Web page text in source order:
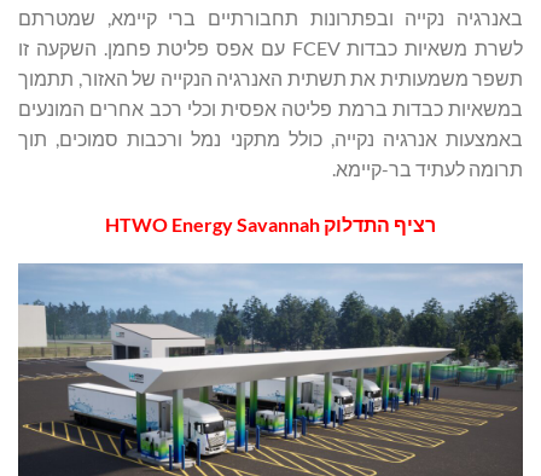
באנרגיה נקייה ובפתרונות תחבורתיים ברי קיימא, שמטרתם
לשרת משאיות כבדות FCEV עם אפס פליטת פחמן. השקעה זו
תשפר משמעותית את תשתית האנרגיה הנקייה של האזור, תתמוך
במשאיות כבדות ברמת פליטה אפסית וכלי רכב אחרים המונעים
באמצעות אנרגיה נקייה, כולל מתקני נמל ורכבות סמוכים, תוך
תרומה לעתיד בר-קיימא.
רציף התדלוק HTWO Energy Savannah